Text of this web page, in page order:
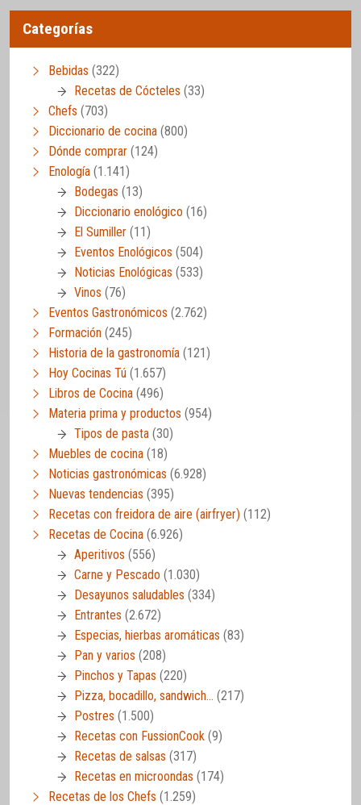
Categorías
Bebidas (322)
Recetas de Cócteles (33)
Chefs (703)
Diccionario de cocina (800)
Dónde comprar (124)
Enología (1.141)
Bodegas (13)
Diccionario enológico (16)
El Sumiller (11)
Eventos Enológicos (504)
Noticias Enológicas (533)
Vinos (76)
Eventos Gastronómicos (2.762)
Formación (245)
Historia de la gastronomía (121)
Hoy Cocinas Tú (1.657)
Libros de Cocina (496)
Materia prima y productos (954)
Tipos de pasta (30)
Muebles de cocina (18)
Noticias gastronómicas (6.928)
Nuevas tendencias (395)
Recetas con freidora de aire (airfryer) (112)
Recetas de Cocina (6.926)
Aperitivos (556)
Carne y Pescado (1.030)
Desayunos saludables (334)
Entrantes (2.672)
Especias, hierbas aromáticas (83)
Pan y varios (208)
Pinchos y Tapas (220)
Pizza, bocadillo, sandwich… (217)
Postres (1.500)
Recetas con FussionCook (9)
Recetas de salsas (317)
Recetas en microondas (174)
Recetas de los Chefs (1.259)